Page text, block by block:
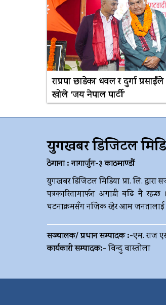
राप्रपा छाडेका धवल र दुर्गा प्रसाईंले
खोले ‘जय नेपाल पार्टी’
युगखबर डिजिटल
ठेगाना : नागार्जुन-३ काठमाण्डौं
युगखबर डिजिटल मिडिया प्रा. लि.
पत्रकारितामार्फत अगाडी बढि नै
घटनाक्रमसँग नजिक रहेर आम जनतालाई
सञ्चालक/ प्रधान सम्पादक :-एम. राज
कार्यकारी सम्पादक:-विन्दु वास्तोला